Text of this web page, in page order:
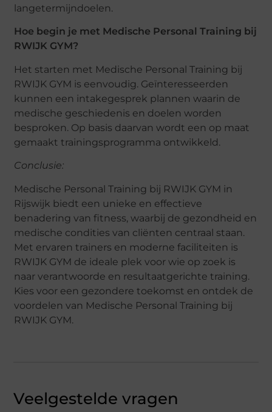
langetermijndoelen.
Hoe begin je met Medische Personal Training bij
RWIJK GYM?
Het starten met Medische Personal Training bij
RWIJK GYM is eenvoudig. Geïnteresseerden
kunnen een intakegesprek plannen waarin de
medische geschiedenis en doelen worden
besproken. Op basis daarvan wordt een op maat
gemaakt trainingsprogramma ontwikkeld.
Conclusie:
Medische Personal Training bij RWIJK GYM in
Rijswijk biedt een unieke en effectieve
benadering van fitness, waarbij de gezondheid en
medische condities van cliënten centraal staan.
Met ervaren trainers en moderne faciliteiten is
RWIJK GYM de ideale plek voor wie op zoek is
naar verantwoorde en resultaatgerichte training.
Kies voor een gezondere toekomst en ontdek de
voordelen van Medische Personal Training bij
RWIJK GYM.
Veelgestelde vragen